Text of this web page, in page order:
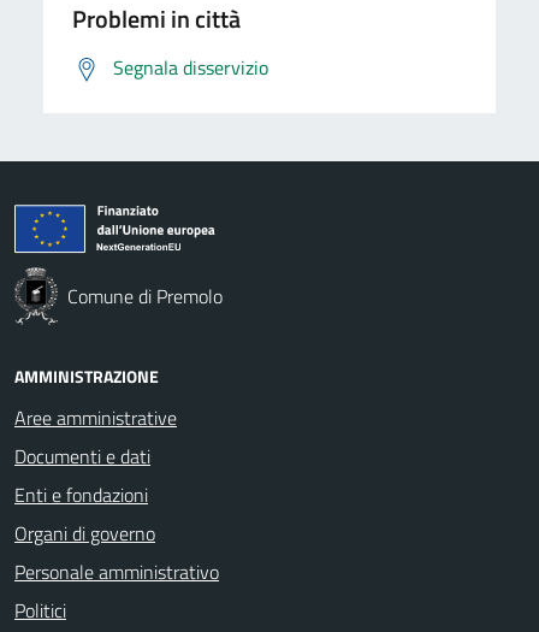
Problemi in città
Segnala disservizio
Comune di Premolo
AMMINISTRAZIONE
Aree amministrative
Documenti e dati
Enti e fondazioni
Organi di governo
Personale amministrativo
Politici